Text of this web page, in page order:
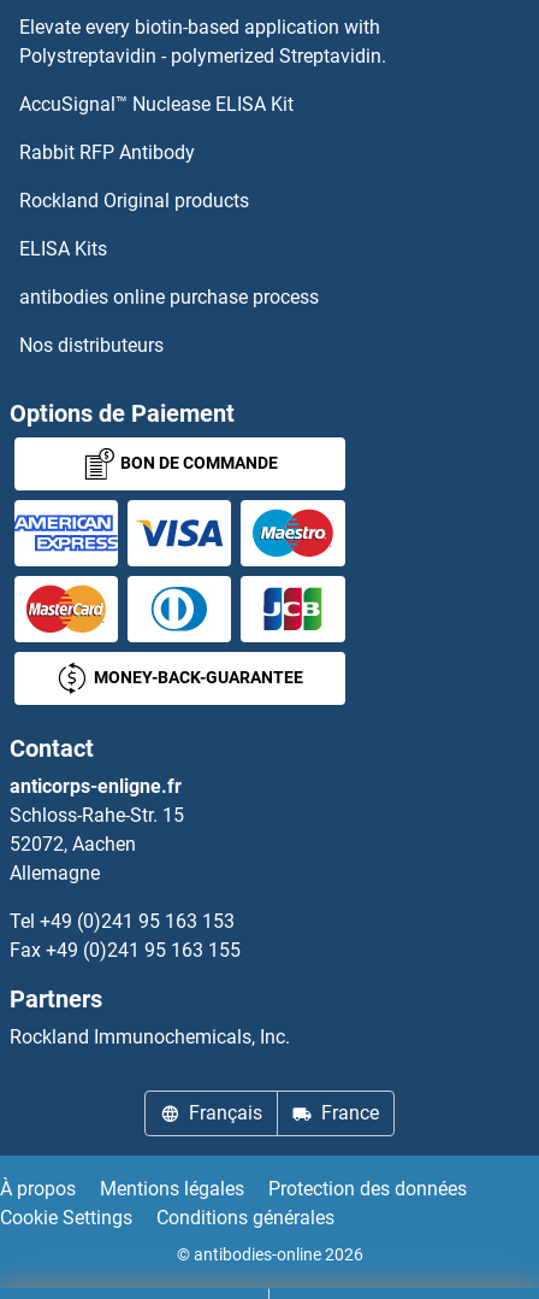
CAPZA3 Anticorps
CARNS1 Anticorps
CARS2 Anticorps
CARTPT Anticorps
CASC1 Anticorps
CASC4 Anticorps
CASC5 Anticorps
Casein Anticorps
Casein alpha S1 Anticorps
Casein alpha-S2 Anticorps
Casein Kinase 1, delta Anticorps
CASK Anticorps
CasLTR2 Anticorps
Caspase 1 Anticorps
Caspase 10 Anticorps
Elevate every biotin-based application with
Polystreptavidin - polymerized Streptavidin.
AccuSignal™ Nuclease ELISA Kit
Rabbit RFP Antibody
Rockland Original products
ELISA Kits
antibodies online purchase process
Nos distributeurs
Options de Paiement
BON DE COMMANDE
MONEY-BACK-GUARANTEE
Contact
anticorps-enligne.fr
Schloss-Rahe-Str. 15
52072, Aachen
Allemagne
Tel +49 (0)241 95 163 153
Fax +49 (0)241 95 163 155
Partners
Rockland Immunochemicals, Inc.
Français France
À propos Mentions légales
Protection des données
Cookie Settings
Conditions générales
© antibodies-online 2026